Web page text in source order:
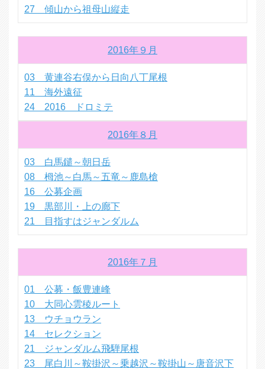
27 傾山から祖母山縦走
2016年９月
03 黄連谷右俣から日向八丁尾根
11 海外遠征
24 2016 ドロミテ
2016年８月
03 白馬鑓～朝日岳
08 栂池～白馬～五竜～鹿島槍
16 公募企画
19 黒部川・上の廊下
21 目指すはジャンダルム
2016年７月
01 公募・飯豊連峰
10 大同心雲稜ルート
13 ウチョウラン
14 セレクション
21 ジャンダルム飛騨尾根
23 尾白川～鞍掛沢～乗越沢～鞍掛山～唐音沢下